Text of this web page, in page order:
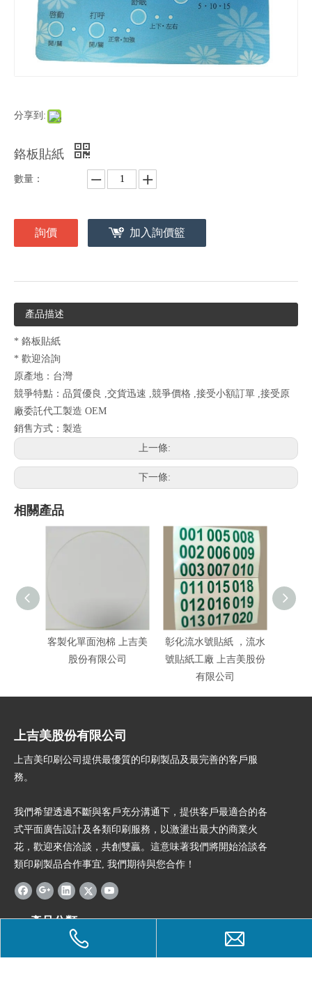
分享到:
鉻板貼紙
數量：
詢價 加入詢價籃
產品描述
* 鉻板貼紙
* 歡迎洽詢
原產地：台灣
競爭特點：品質優良 ,交貨迅速 ,競爭價格 ,接受小額訂單 ,接受原
廠委託代工製造 OEM
銷售方式：製造
上一條:
下一條:
相關產品
客製化單面泡棉 上吉美
股份有限公司
彰化流水號貼紙 ，流水
號貼紙工廠 上吉美股份
有限公司
上吉美股份有限公司
上吉美印刷公司提供最優質的印刷製品及最完善的客戶服
務。
我們希望透過不斷與客戶充分溝通下，提供客戶最適合的各
式平面廣告設計及各類印刷服務，以激盪出最大的商業火
花，歡迎來信洽談，共創雙贏。這意味著我們將開始洽談各
類印刷製品合作事宜, 我們期待與您合作！
產品分類
快速鏈結